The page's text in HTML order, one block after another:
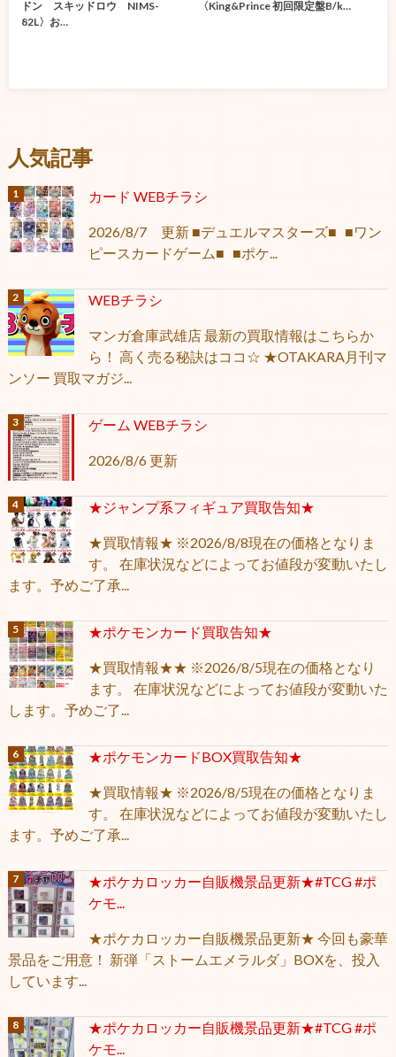
ドン スキッドロウ NIMS-
82L〉お…
〈King&Prince 初回限定盤B/k…
人気記事
カード WEBチラシ
2026/8/7 更新 ■デュエルマスターズ■ ■ワン
ピースカードゲーム■ ■ポケ...
WEBチラシ
マンガ倉庫武雄店 最新の買取情報はこちらか
ら！ 高く売る秘訣はココ☆ ★OTAKARA月刊マ
ンソー 買取マガジ...
ゲーム WEBチラシ
2026/8/6 更新
★ジャンプ系フィギュア買取告知★
★買取情報★ ※2026/8/8現在の価格となりま
す。 在庫状況などによってお値段が変動いたし
ます。予めご了承...
★ポケモンカード買取告知★
★買取情報★★ ※2026/8/5現在の価格となり
ます。 在庫状況などによってお値段が変動いた
します。予めご了...
★ポケモンカードBOX買取告知★
★買取情報★ ※2026/8/5現在の価格となりま
す。 在庫状況などによってお値段が変動いたし
ます。予めご了承...
★ポケカロッカー自販機景品更新★#TCG #ポ
ケモ...
★ポケカロッカー自販機景品更新★ 今回も豪華
景品をご用意！ 新弾「ストームエメラルダ」BOXを、投入
しています...
★ポケカロッカー自販機景品更新★#TCG #ポ
ケモ...